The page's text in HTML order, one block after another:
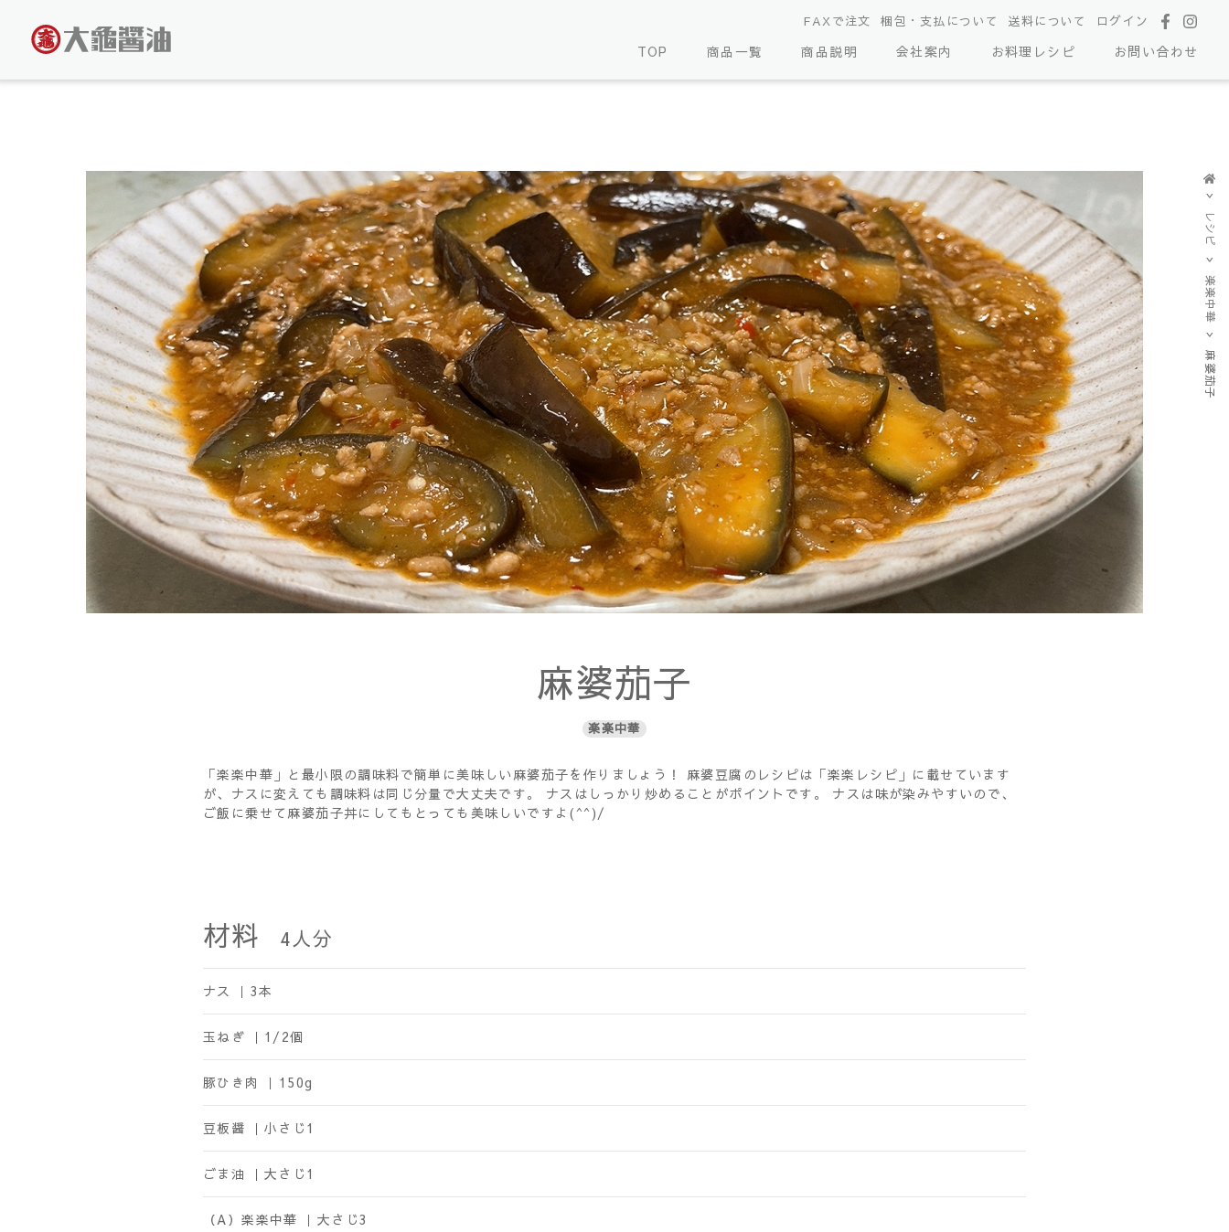
FAXで注文 梱包・支払について 送料について ログイン
TOP 商品一覧 商品説明 会社案内 お料理レシピ お問い合わせ
レシピ
楽楽中華
麻婆茄子
麻婆茄子
楽楽中華
「楽楽中華」と最小限の調味料で簡単に美味しい麻婆茄子を作りましょう！ 麻婆豆腐のレシピは「楽楽レシピ」に載せています
が、ナスに変えても調味料は同じ分量で大丈夫です。 ナスはしっかり炒めることがポイントです。 ナスは味が染みやすいので、
ご飯に乗せて麻婆茄子丼にしてもとっても美味しいですよ(^^)/
材料 4人分
ナス ｜ 3本
玉ねぎ ｜ 1/2個
豚ひき肉 ｜ 150g
豆板醤 ｜ 小さじ1
ごま油 ｜ 大さじ1
（A）楽楽中華 ｜ 大さじ3